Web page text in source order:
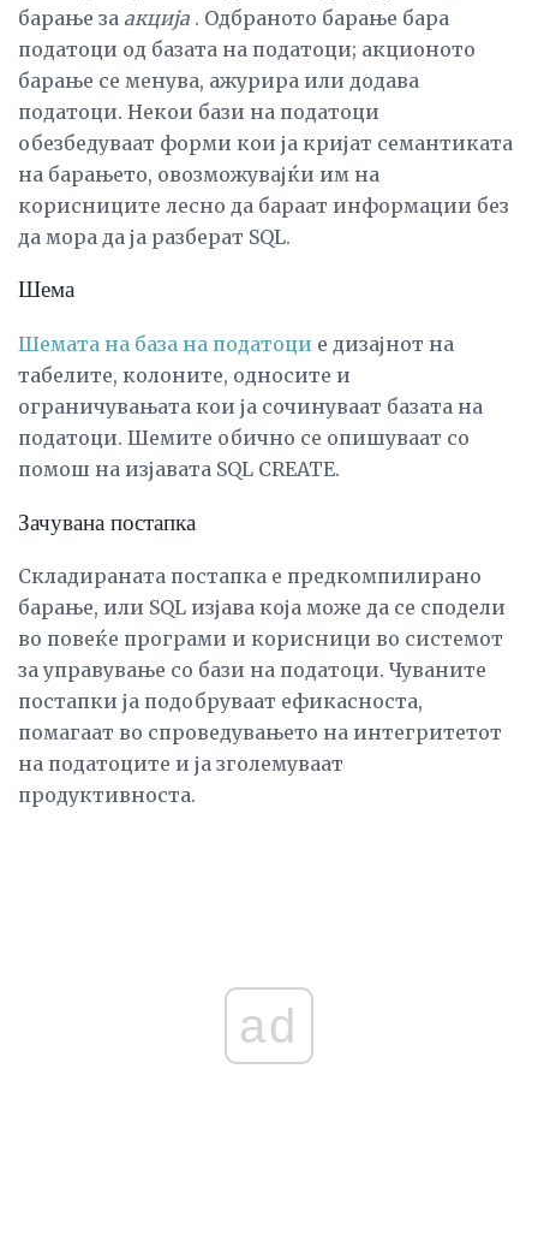
барање за акција . Одбраното барање бара
податоци од базата на податоци; акционото
барање се менува, ажурира или додава
податоци. Некои бази на податоци
обезбедуваат форми кои ја кријат семантиката
на барањето, овозможувајќи им на
корисниците лесно да бараат информации без
да мора да ја разберат SQL.
Шема
Шемата на база на податоци е дизајнот на
табелите, колоните, односите и
ограничувањата кои ја сочинуваат базата на
податоци. Шемите обично се опишуваат со
помош на изјавата SQL CREATE.
Зачувана постапка
Складираната постапка е предкомпилирано
барање, или SQL изјава која може да се сподели
во повеќе програми и корисници во системот
за управување со бази на податоци. Чуваните
постапки ја подобруваат ефикасноста,
помагаат во спроведувањето на интегритетот
на податоците и ја зголемуваат
продуктивноста.
ad